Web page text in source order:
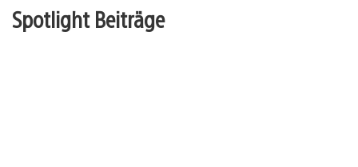
Spotlight Beiträge